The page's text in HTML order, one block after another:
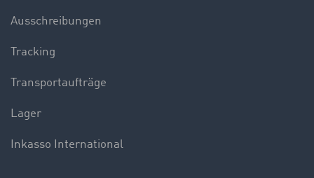
Ausschreibungen
Tracking
Transportaufträge
Lager
Inkasso International